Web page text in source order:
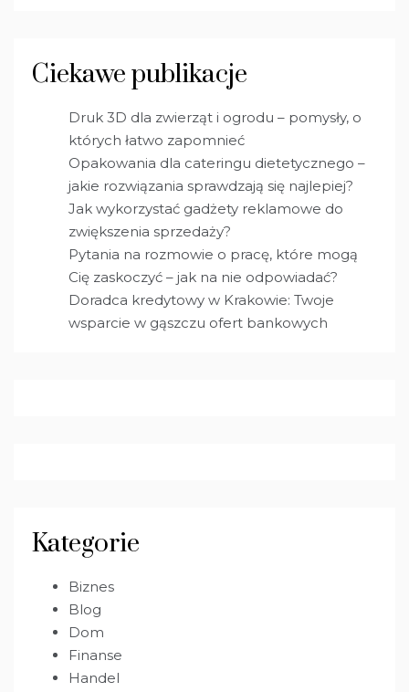
Ciekawe publikacje
Druk 3D dla zwierząt i ogrodu – pomysły, o
których łatwo zapomnieć
Opakowania dla cateringu dietetycznego –
jakie rozwiązania sprawdzają się najlepiej?
Jak wykorzystać gadżety reklamowe do
zwiększenia sprzedaży?
Pytania na rozmowie o pracę, które mogą
Cię zaskoczyć – jak na nie odpowiadać?
Doradca kredytowy w Krakowie: Twoje
wsparcie w gąszczu ofert bankowych
Kategorie
Biznes
Blog
Dom
Finanse
Handel